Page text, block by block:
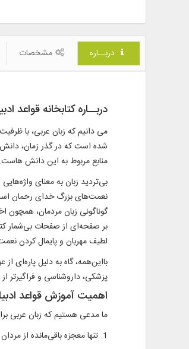
دربــاره مشخصات
دربــاره کتابخانه قواعد
می دانیم که زبان عربی، با
شده است که در گذر زمان، دانش
منابع مربوط به این دانش هاست.
بی‌تردید زبان به معنای
گوناگونی زبان مردمان،
لطیف مهربان و پایمال کردن
بااین‌همه، گاه به دلیل پاره‌ای
پزشکی، داروشناسی و فراگیرتر
اهمیت آموزش قواعد
ما مدعی هستیم که زبان عربی
1. تنها معجزه باقی‌مانده از مردان وحی و یکتا پنجره گشوده بر جهان غیب که می‌توان از پشت آن صدای خدا را به وضوح شنید و شاهراه هدایت را دید، قرآن است و زبان قرآن، عربی است.